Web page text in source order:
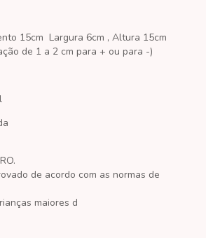
15cm Largura 6cm , Altura 15cm
de 1 a 2 cm para + ou para -)
de acordo com as normas de
maiores d